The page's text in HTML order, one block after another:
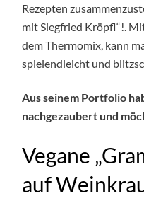
Rezepten
mit Siegfried Kröpfl“!.
dem Thermomix, kann
spielendleicht und
Aus seinem Portfolio
nachgezaubert und
Vegane
auf